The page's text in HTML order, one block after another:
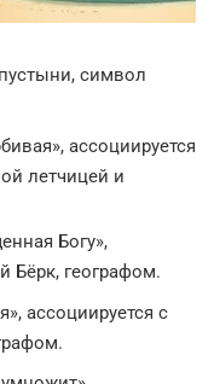
символ
ассоциируется
летчицей и
Богу»,
Бёрк, географом.
ассоциируется с